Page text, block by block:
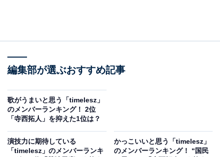
A post shared by timelesz［タイムレス］ (@timelesz_official)
3位は、猪俣周杜さん。タイプロでは、明るくポジティ
編集部が選ぶおすすめ記事
歌がうまいと思う「timelesz」
のメンバーランキング！ 2位
「寺西拓人」を抑えた1位は？
演技力に期待している
「timelesz」のメンバーランキ
かっこいいと思う「timelesz」
のメンバーランキング！ “国民